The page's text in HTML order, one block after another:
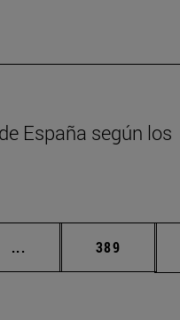
España según los
... Páginas intermedias
Página
389